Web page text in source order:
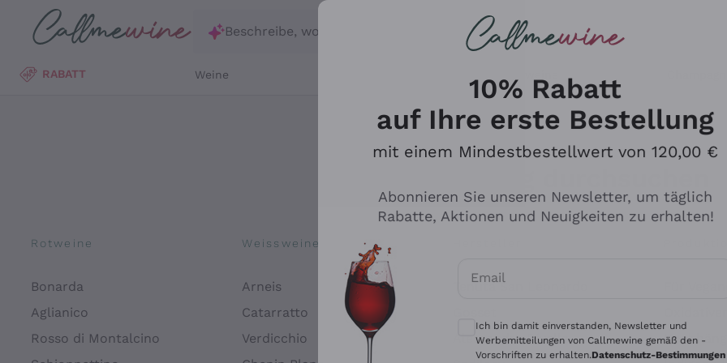
Zum Hauptinhalt springen
Beschreibe, wonach du suchst
RABATT Weine
Rotweine
Bonarda
Aglianico
Rosso di Montalcino
Weissweine
Arneis
Catarratto
Verdicchio
Tenuta San Leonardo
Alessandra Divella
Für
10% Rabatt
auf Ihre erste Bestellung
mit einem Mindestbestellwert von 120,00 €
Abonnieren Sie unseren Newsletter, um täglich
Rabatte, Aktionen und Neuigkeiten zu erhalten!
Email
Optionale Einwilligungen zum Erhalt von
Ich bin damit einverstanden, Newsletter und
Werbemitteilungen von Callmewine gemäß den -
Vorschriften zu erhalten.Datenschutz-Bestimmungen